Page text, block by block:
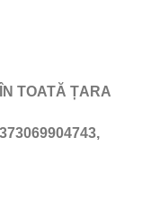
TOATĂ ȚARA